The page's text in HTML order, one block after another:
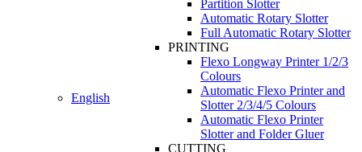
English
Partition Slotter
Automatic Rotary Slotter
Full Automatic Rotary Slotter
PRINTING
Flexo Longway Printer 1/2/3
Colours
Automatic Flexo Printer and
Slotter 2/3/4/5 Colours
Automatic Flexo Printer
Slotter and Folder Gluer
CUTTING